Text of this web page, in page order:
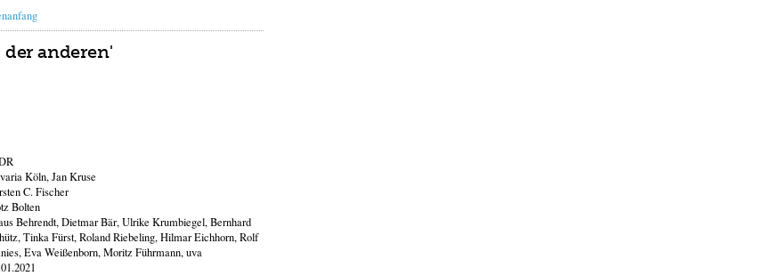
anderen'
Köln, Jan Kruse
C. Fischer
Bolten
Behrendt, Dietmar Bär, Ulrike Krumbiegel, Bernhard
Tinka Fürst, Roland Riebeling, Hilmar Eichhorn, Rolf
Eva Weißenborn, Moritz Führmann, uva